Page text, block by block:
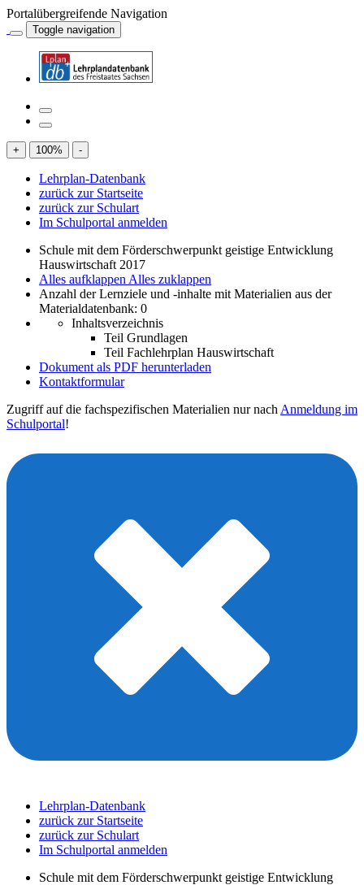
Portalübergreifende Navigation
Toggle navigation
+ 100% -
Lehrplan-Datenbank
zurück zur Startseite
zurück zur Schulart
Im Schulportal anmelden
Schule mit dem Förderschwerpunkt geistige Entwicklung
Hauswirtschaft 2017
Alles aufklappen Alles zuklappen
Anzahl der Lernziele und -inhalte mit Materialien aus der
Materialdatenbank: 0
Inhaltsverzeichnis
Teil Grundlagen
Teil Fachlehrplan Hauswirtschaft
Dokument als PDF herunterladen
Kontaktformular
Zugriff auf die fachspezifischen Materialien nur nach Anmeldung im
Schulportal!
Lehrplan-Datenbank
zurück zur Startseite
zurück zur Schulart
Im Schulportal anmelden
Schule mit dem Förderschwerpunkt geistige Entwicklung